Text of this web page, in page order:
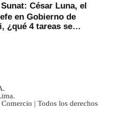
Sunat: César Luna, el
en Gobierno de
¿qué 4 tareas se
| Todos los derechos